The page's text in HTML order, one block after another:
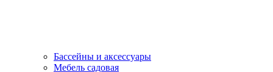
Бассейны и аксессуары
Мебель садовая